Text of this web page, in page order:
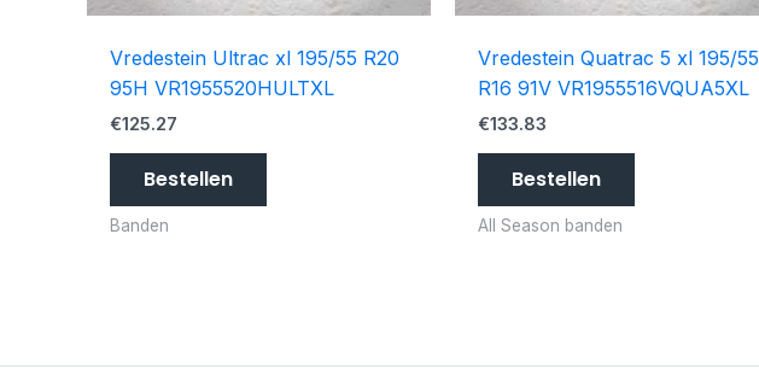
Vredestein Ultrac xl 195/55 R20
95H VR1955520HULTXL
€125.27
Bestellen
Banden
Vredestein Quatrac 5 xl 195/55
R16 91V VR1955516VQUA5XL
€133.83
Bestellen
All Season banden